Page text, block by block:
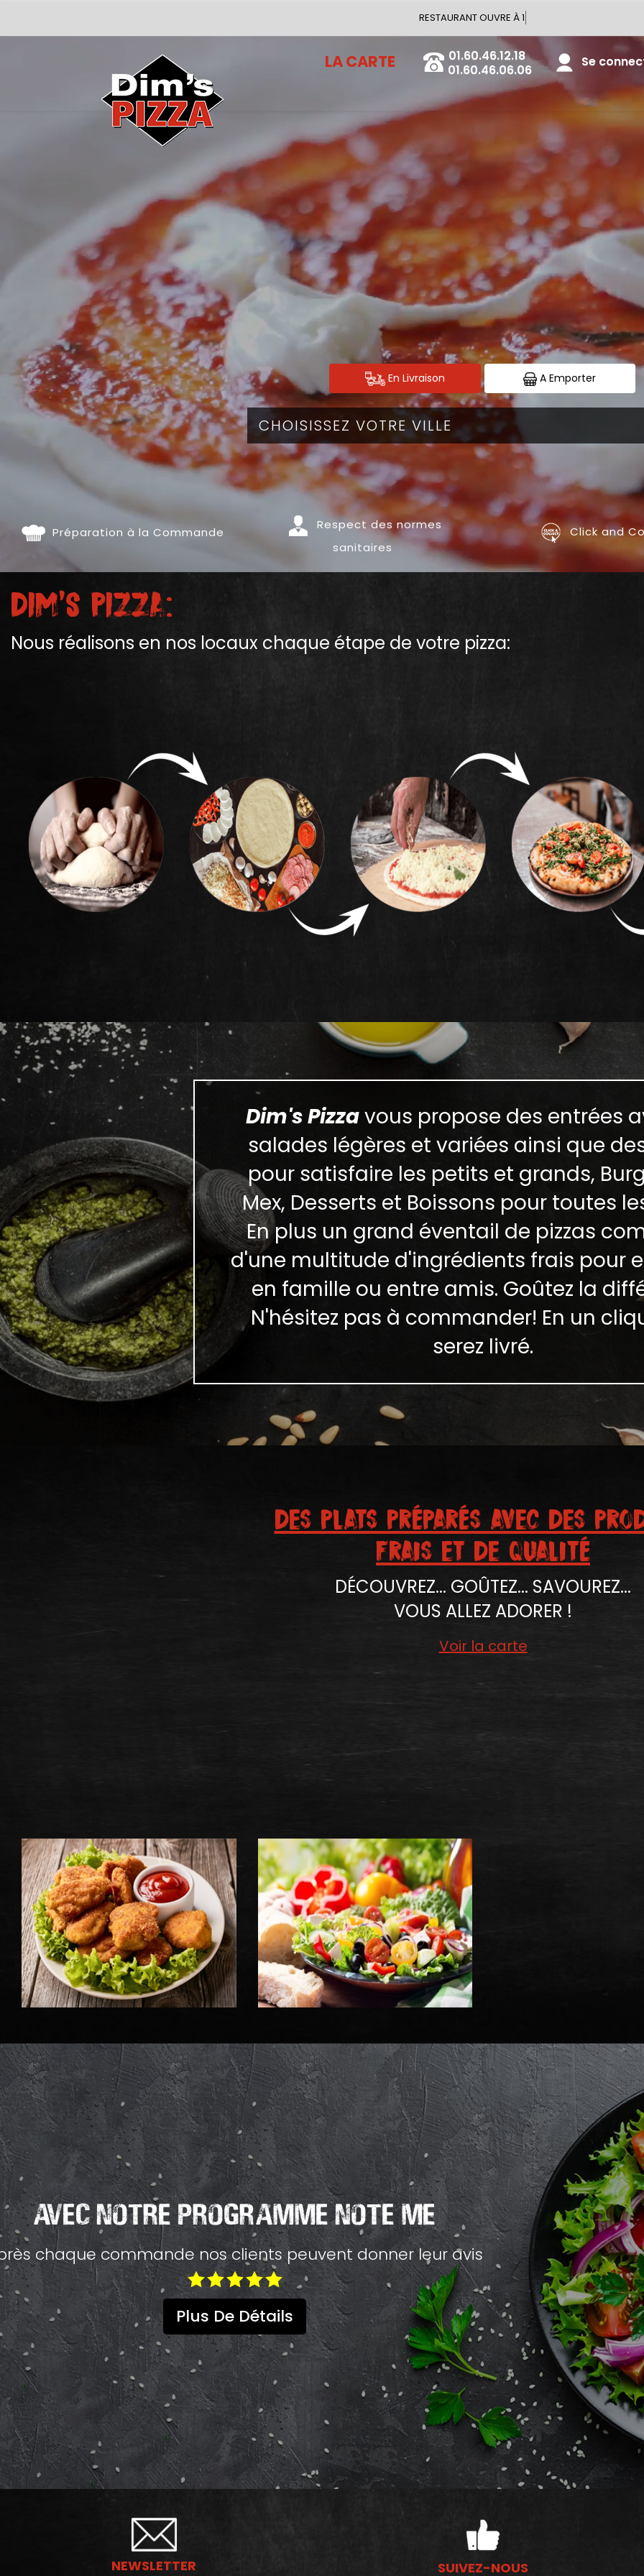
RESTAURANT OUVRE À 18:00
LA CARTE
01.60.46.12.18
01.60.46.06.06
Se
En Livraison A Emporter
Préparation à la Commande
Respect des normes
sanitaires
Click and
Dim's Pizza:
Nous réalisons en nos locaux chaque étape de votre pizza:
Dim's Pizzavous propose des entrées
salades légères et variées ainsi que
pour satisfaire les petits et grands,
Mex, Desserts et Boissons pour toutes
En plus un grand éventail de pizzas
d'une multitude d'ingrédients frais pour
en famille ou entre amis. Goûtez la
N'hésitez pas à commander! En un
serez livré.
DES PLATS PRéPARéS AVEC DES
FRAIS ET DE QUALITé
DÉCOUVREZ... GOÛTEZ... SAVOUREZ...
VOUS ALLEZ ADORER !
Voir la carte
Avec Notre Programme Note Me
chaque commande nos clients peuvent donner leur avis
Plus De Détails
NEWSLETTER SUIVEZ-NOUS